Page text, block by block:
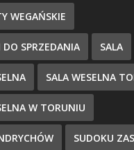
WEGAŃSKIE
DO SPRZEDANIA SALA
SALA WESELNA
W TORUNIU
SUDOKU